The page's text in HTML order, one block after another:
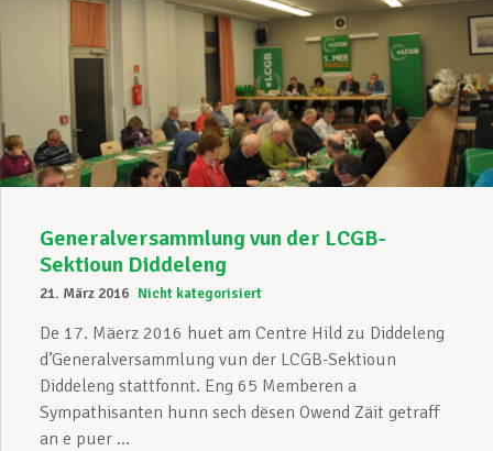
Generalversammlung vun der LCGB-
Sektioun Diddeleng
21. März 2016 Nicht kategorisiert
De 17. Mäerz 2016 huet am Centre Hild zu Diddeleng
d’Generalversammlung vun der LCGB-Sektioun
Diddeleng stattfonnt. Eng 65 Memberen a
Sympathisanten hunn sech dësen Owend Zäit getraff
an e puer ...